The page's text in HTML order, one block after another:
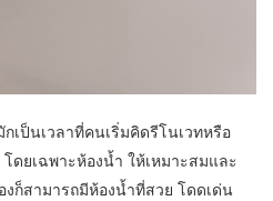
เป็นเวลาที่คนเริ่มคิดรีโนเวทหรือ
ดยเฉพาะห้องน้ำ ให้เหมาะสมและ
ก็สามารถมีห้องน้ำที่สวย โดดเด่น